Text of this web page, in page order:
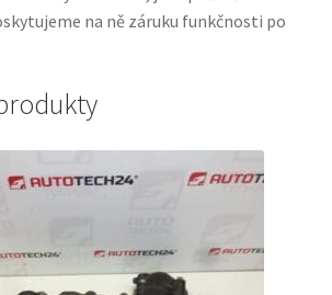
na ně záruku funkčnosti po